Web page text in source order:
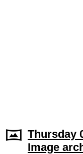
Thursday
Image